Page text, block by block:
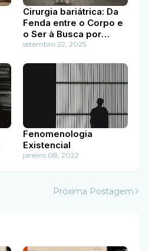
Cirurgia bariátrica: Da
Fenda entre o Corpo e
o Ser à Busca por
Autenticidade
setembro 22, 2025
Fenomenologia
Existencial
janeiro 08, 2022
Próxima Postagem